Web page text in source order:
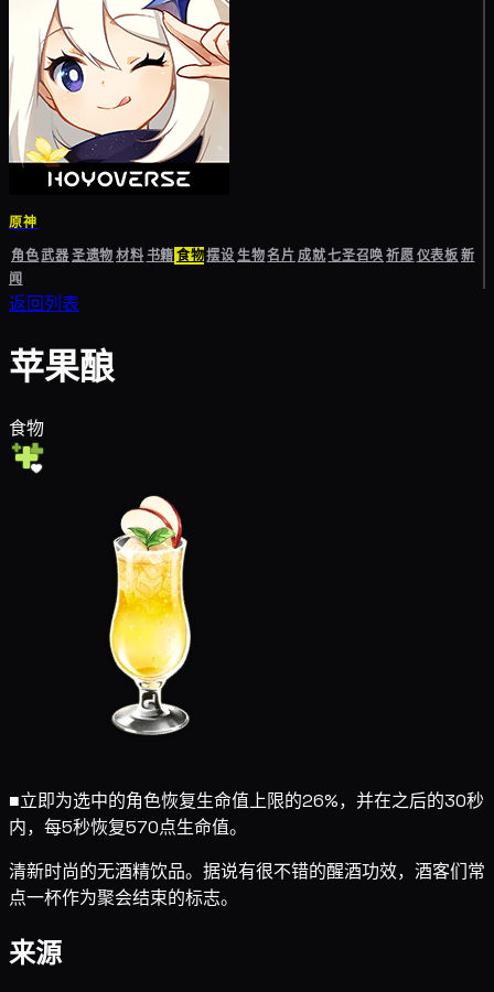
原神
角色武器圣遗物材料书籍食物摆设生物名片成就七圣召唤祈愿仪表板新
闻
返回列表
苹果酿
食物
■立即为选中的角色恢复生命值上限的26%，并在之后的30秒
内，每5秒恢复570点生命值。
清新时尚的无酒精饮品。据说有很不错的醒酒功效，酒客们常
点一杯作为聚会结束的标志。
来源